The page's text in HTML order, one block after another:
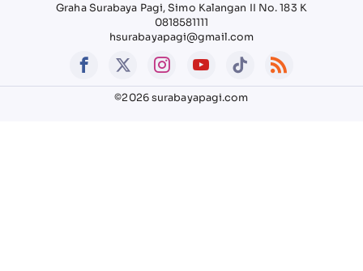
Graha Surabaya Pagi, Simo Kalangan II No. 183 K
0818581111
hsurabayapagi@gmail.com
©2026 surabayapagi.com